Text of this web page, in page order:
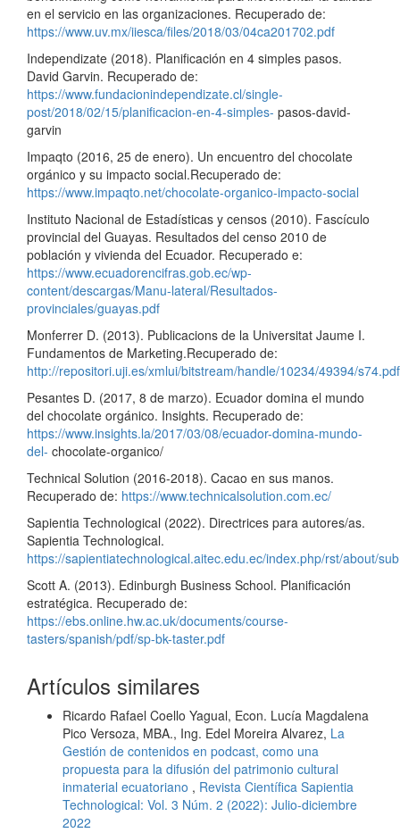
en el servicio en las organizaciones. Recuperado de:
https://www.uv.mx/iiesca/files/2018/03/04ca201702.pdf
Independizate (2018). Planificación en 4 simples pasos.
David Garvin. Recuperado de:
https://www.fundacionindependizate.cl/single-
post/2018/02/15/planificacion-en-4-simples- pasos-david-
garvin
Impaqto (2016, 25 de enero). Un encuentro del chocolate
orgánico y su impacto social.Recuperado de:
https://www.impaqto.net/chocolate-organico-impacto-social
Instituto Nacional de Estadísticas y censos (2010). Fascículo
provincial del Guayas. Resultados del censo 2010 de
población y vivienda del Ecuador. Recuperado e:
https://www.ecuadorencifras.gob.ec/wp-
content/descargas/Manu-lateral/Resultados-
provinciales/guayas.pdf
Monferrer D. (2013). Publicacions de la Universitat Jaume I.
Fundamentos de Marketing.Recuperado de:
http://repositori.uji.es/xmlui/bitstream/handle/10234/49394/s74.pdf
Pesantes D. (2017, 8 de marzo). Ecuador domina el mundo
del chocolate orgánico. Insights. Recuperado de:
https://www.insights.la/2017/03/08/ecuador-domina-mundo-
del- chocolate-organico/
Technical Solution (2016-2018). Cacao en sus manos.
Recuperado de: https://www.technicalsolution.com.ec/
Sapientia Technological (2022). Directrices para autores/as.
Sapientia Technological.
https://sapientiatechnological.aitec.edu.ec/index.php/rst/about/
Scott A. (2013). Edinburgh Business School. Planificación
estratégica. Recuperado de:
https://ebs.online.hw.ac.uk/documents/course-
tasters/spanish/pdf/sp-bk-taster.pdf
Artículos similares
Ricardo Rafael Coello Yagual, Econ. Lucía Magdalena
Pico Versoza, MBA., Ing. Edel Moreira Alvarez, La
Gestión de contenidos en podcast, como una
propuesta para la difusión del patrimonio cultural
inmaterial ecuatoriano , Revista Científica Sapientia
Technological: Vol. 3 Núm. 2 (2022): Julio-diciembre
2022